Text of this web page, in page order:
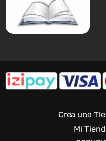
Crea una
Mi